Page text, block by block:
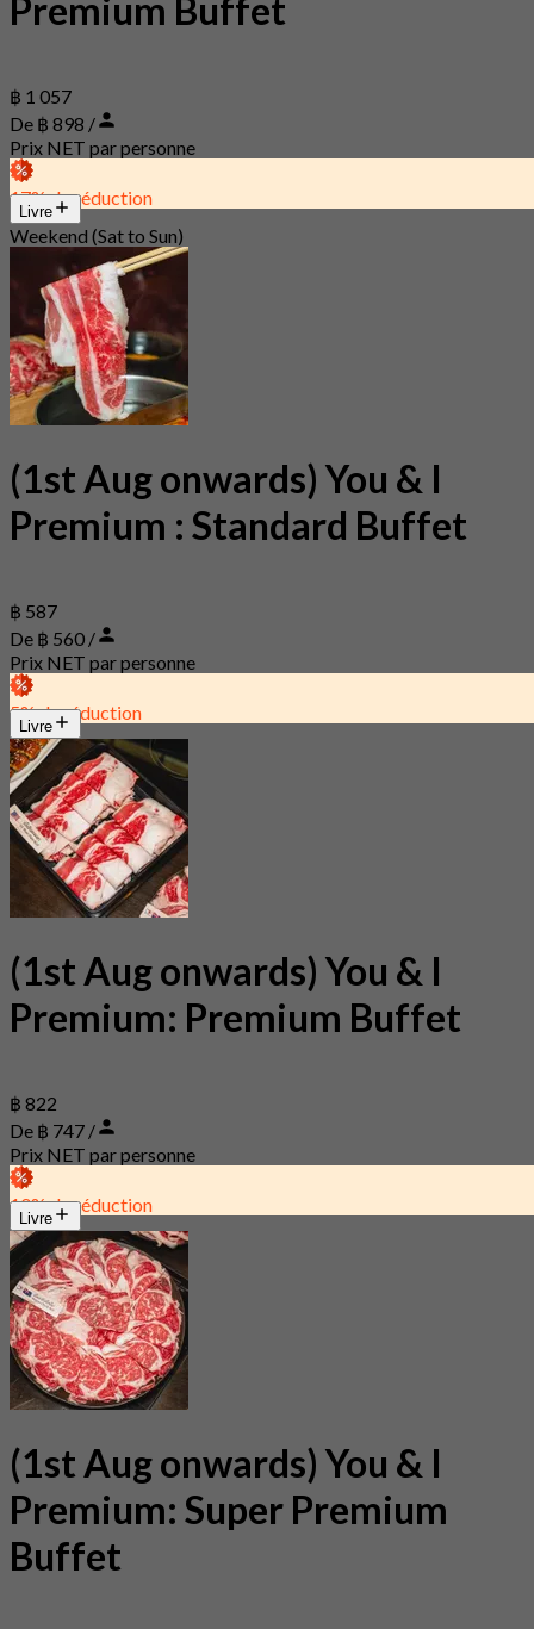
Premium Buffet
฿ 1 057
De ฿ 898 /
Prix NET par personne
17% de réduction
Livre
Weekend (Sat to Sun)
(1st Aug onwards) You & I
Premium : Standard Buffet
฿ 587
De ฿ 560 /
Prix NET par personne
5% de réduction
Livre
(1st Aug onwards) You & I
Premium: Premium Buffet
฿ 822
De ฿ 747 /
Prix NET par personne
10% de réduction
Livre
(1st Aug onwards) You & I
Premium: Super Premium
Buffet